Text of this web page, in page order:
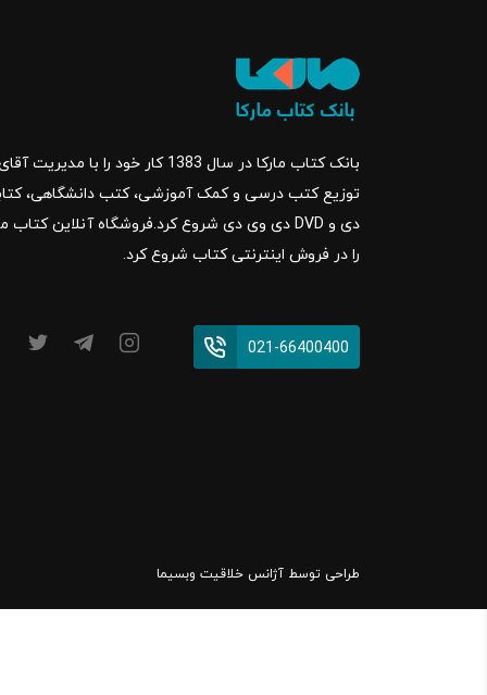
بانک کتاب مارکا در سال 1383 کار
را در فروش اینترنتی کتاب شروع کرد.
021-66400400
طراحی توسط آژانس خلاقیت وبسیما